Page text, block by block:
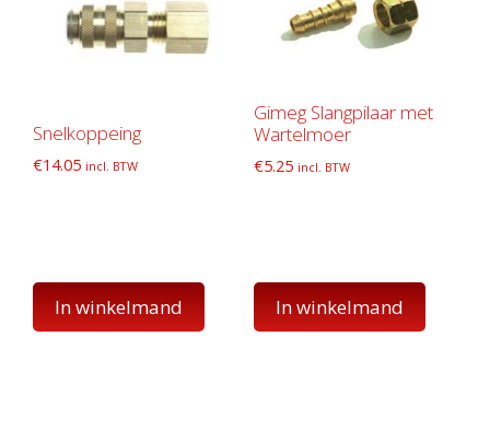
Snelkoppeing
€14.05 incl. BTW
In winkelmand
Gimeg Slangpilaar met
Wartelmoer
€5.25 incl. BTW
In winkelmand